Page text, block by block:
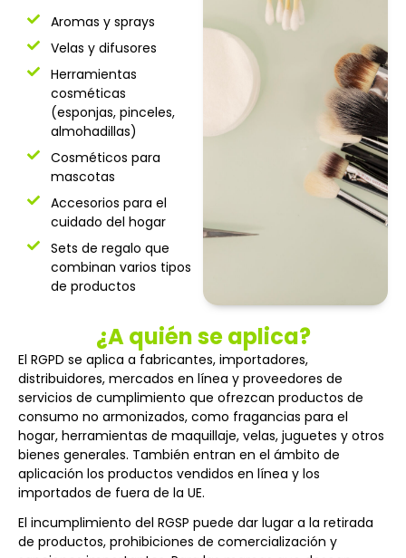
Aromas y sprays
Velas y difusores
Herramientas
cosméticas
(esponjas, pinceles,
almohadillas)
Cosméticos para
mascotas
Accesorios para el
cuidado del hogar
Sets de regalo que
combinan varios tipos
de productos
¿A quién se aplica?
El RGPD se aplica a fabricantes, importadores,
distribuidores, mercados en línea y proveedores de
servicios de cumplimiento que ofrezcan productos de
consumo no armonizados, como fragancias para el
hogar, herramientas de maquillaje, velas, juguetes y otros
bienes generales. También entran en el ámbito de
aplicación los productos vendidos en línea y los
importados de fuera de la UE.
El incumplimiento del RGSP puede dar lugar a la retirada
de productos, prohibiciones de comercialización y